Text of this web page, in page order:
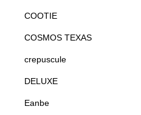
COOTIE
COSMOS TEXAS
crepuscule
DELUXE
Eanbe